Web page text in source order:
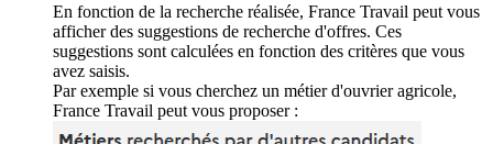
En fonction de la recherche réalisée, France Travail peut vous
afficher des suggestions de recherche d'offres. Ces
suggestions sont calculées en fonction des critères que vous
avez saisis.
Par exemple si vous cherchez un métier d'ouvrier agricole,
France Travail peut vous proposer :